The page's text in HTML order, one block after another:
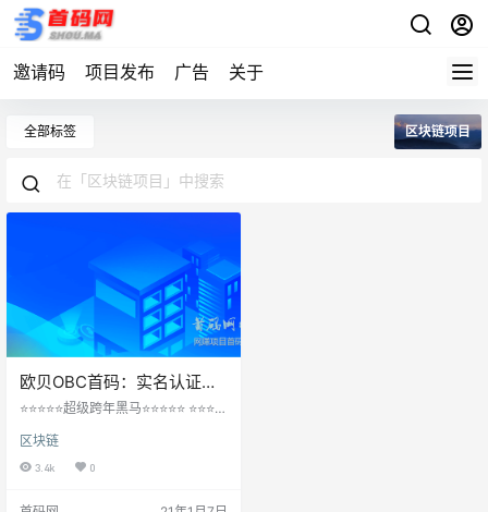
邀请码 项目发布 广告 关于
全部标签 区块链项目
欧贝OBC首码：实名认证免
费注册即送70币矿机，国际
⭐⭐⭐⭐⭐超级跨年黑马⭐⭐⭐⭐⭐ ⭐⭐⭐⭐
上线⭐⭐⭐⭐⭐⭐ 来就奖励：直推上2级
奖励10U，直推上3级奖励30U，直
区块链
3.4k 0